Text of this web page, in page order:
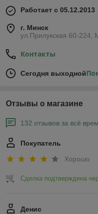
Работает с 05.12.2013
г. Минск
ул.Прилукская 60-224,
Контакты
Сегодня выходной
Отзывы о магазине
132 отзывов за всё
Покупатель
Хорошо
Сделка подтверждена
Денис